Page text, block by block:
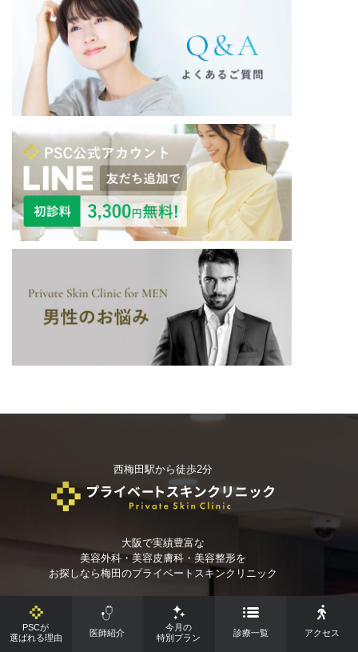
西梅田駅から徒歩2分
大阪で実績豊富な
美容外科・美容皮膚科・美容整形を
お探しなら梅田のプライベートスキンクリニック
プライベートスキンクリニックが選ばれる理由
PSCが
選ばれる理由
医師紹介
今月の
特別プラン
診療一覧 アクセス